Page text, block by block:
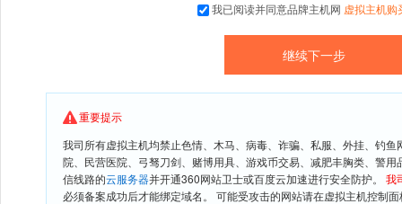
我已阅读并同意品牌主机网 虚拟主机购
重要提示
我司所有虚拟主机均禁止色情、木马、病毒、诈骗、私服、外挂、钓
院、民营医院、弓驽刀剑、赌博用具、游戏币交易、减肥丰胸类、警
信线路的云服务器并开通360网站卫士或百度云加速进行安全防护。 我
必须备案成功后才能绑定域名。 可能受攻击的网站请在虚拟主机控制